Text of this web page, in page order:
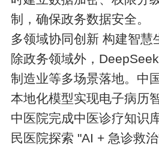
制，确保政务数据安全。
多领域协同创新 构建智慧
除政务领域外，
制造业等多场景落地。中
本地化模型实现电子病历
中医院完成中医诊疗知识
民医院探索 "AI + 急诊救